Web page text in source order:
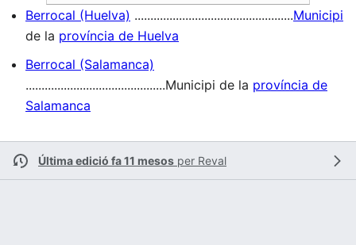
Berrocal (Huelva) ..................................................Municipi
de la província de Huelva
Berrocal (Salamanca)
............................................Municipi de la província de
Salamanca
Última edició fa 11 mesos per Reval